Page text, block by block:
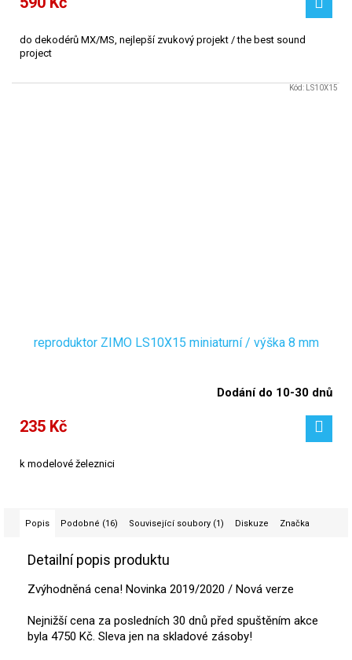
do dekodérů MX/MS, nejlepší zvukový projekt / the best sound
project
reproduktor ZIMO LS10X15 miniaturní / výška 8 mm
Dodání do 10-30 dnů
235 Kč
k modelové železnici
Kód: LS10X15
Popis Podobné (16) Související soubory (1) Diskuze Značka
Detailní popis produktu
Zvýhodněná cena! Novinka 2019/2020 / Nová verze
Nejnižší cena za posledních 30 dnů před spuštěním akce
byla 4750 Kč. Sleva jen na skladové zásoby!